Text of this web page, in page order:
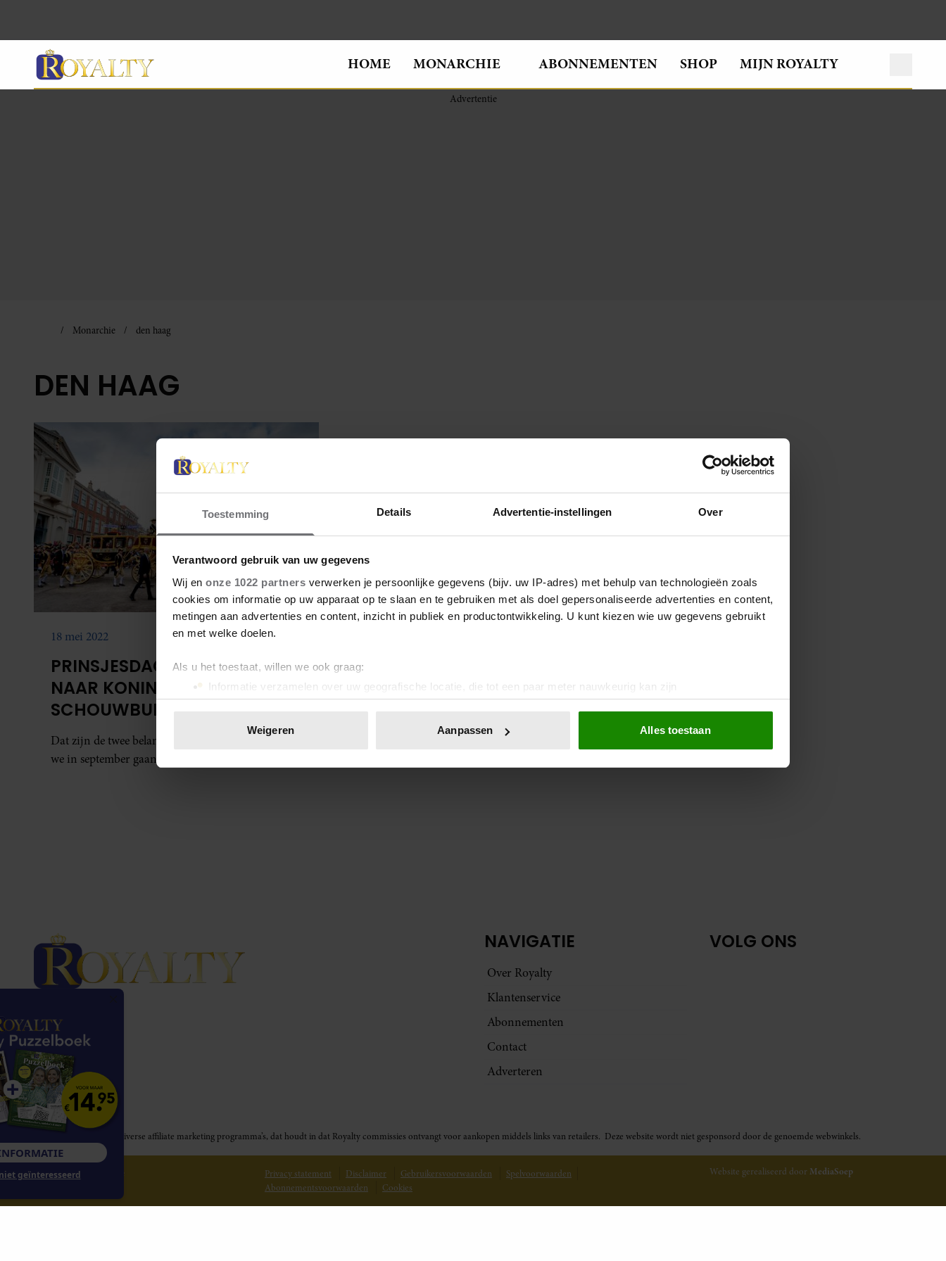
Toestemming Details Advertentie-instellingen Over
Verantwoord gebruik van uw gegevens
Wij en onze 1022 partners verwerken je persoonlijke gegevens (bijv. uw IP-adres) met behulp van technologieën zoals
cookies om informatie op uw apparaat op te slaan en te gebruiken met als doel gepersonaliseerde advertenties en content,
metingen aan advertenties en content, inzicht in publiek en productontwikkeling. U kunt kiezen wie uw gegevens gebruikt
en met welke doelen.
Als u het toestaat, willen we ook graag:
Informatie verzamelen over uw geografische locatie, die tot een paar meter nauwkeurig kan zijn
Uw apparaat identificeren door het actief te scannen op specifieke eigenschappen (fingerprinting)
toestemming op elk moment wijzigen of intrekken in de Cookieverklaring.
Weigeren Aanpassen Alles toestaan
HOME MONARCHIE ABONNEMENTEN SHOP MIJN ROYALTY
Monarchie den haag
DEN HAAG
18 mei 2022
PRINSJESDAG VERHUIST
NAAR KONINKLIJKE
SCHOUWBURG, AMALIA IS
ERBIJ
Dat zijn de twee belangrijkste veranderingen die
we in september gaan meemaken.
NAVIGATIE
Over Royalty
Klantenservice
Abonnementen
Contact
Adverteren
VOLG ONS
Royalty participeert in diverse affiliate marketing programma’s, dat houdt in dat Royalty commissies ontvangt voor aankopen middels links van retailers. Deze website wordt niet gesponsord door de genoemde webwinkels.
© 2026 Royalty Online Privacy statement Disclaimer Gebruikersvoorwaarden
Spelvoorwaarden
Abonnementsvoorwaarden
Cookies
Website gerealiseerd door MediaSoep
MEER INFORMATIE
Nee, ik ben niet geïnteresseerd